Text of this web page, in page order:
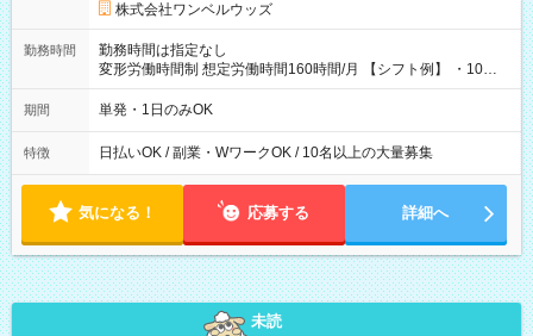
株式会社ワンベルウッズ
勤務時間
勤務時間は指定なし
変形労働時間制 想定労働時間160時間/月 【シフト例】 ・10：
00～20：00
期間 単発・1日のみOK
特徴 日払いOK / 副業・WワークOK / 10名以上の大量募集
気になる！ 応募する 詳細へ
未読